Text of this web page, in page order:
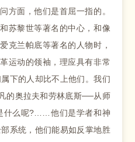
方面，他们是首屈一指的。
苏黎世等著名的中心，和像
克兰帕底等著名的人物时，
运动的领袖，理应具有非常
下的人却比不上他们。我们
的奥拉夫和劳林底斯──从师
什么呢?……他们是学者和神
系统，他们能易如反掌地胜